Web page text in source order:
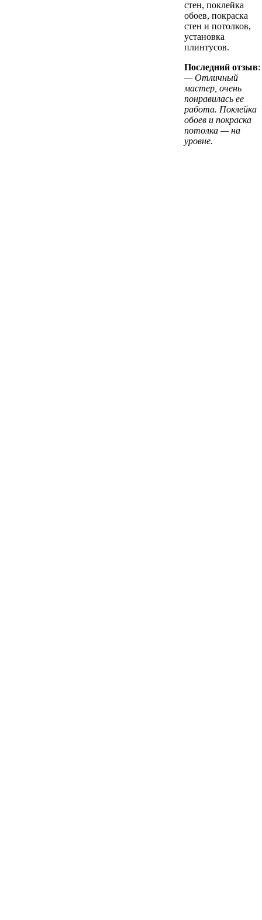
стен, поклейка
обоев, покраска
стен и потолков,
установка
плинтусов.
Последний отзыв:
— Отличный
мастер, очень
понравилась ее
работа. Поклейка
обоев и покраска
потолка — на
уровне.